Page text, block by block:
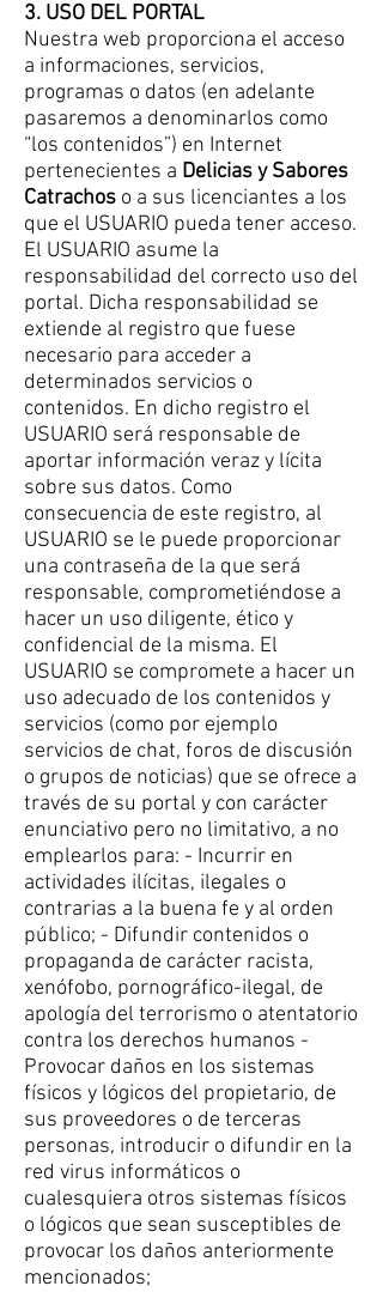
3. USO DEL PORTAL
Nuestra web proporciona el acceso
a informaciones, servicios,
programas o datos (en adelante
pasaremos a denominarlos como
“los contenidos”) en Internet
pertenecientes a Delicias y Sabores
Catrachos o a sus licenciantes a los
que el USUARIO pueda tener acceso.
El USUARIO asume la
responsabilidad del correcto uso del
portal. Dicha responsabilidad se
extiende al registro que fuese
necesario para acceder a
determinados servicios o
contenidos. En dicho registro el
USUARIO será responsable de
aportar información veraz y lícita
sobre sus datos. Como
consecuencia de este registro, al
USUARIO se le puede proporcionar
una contraseña de la que será
responsable, comprometiéndose a
hacer un uso diligente, ético y
confidencial de la misma. El
USUARIO se compromete a hacer un
uso adecuado de los contenidos y
servicios (como por ejemplo
servicios de chat, foros de discusión
o grupos de noticias) que se ofrece a
través de su portal y con carácter
enunciativo pero no limitativo, a no
emplearlos para: - Incurrir en
actividades ilícitas, ilegales o
contrarias a la buena fe y al orden
público; - Difundir contenidos o
propaganda de carácter racista,
xenófobo, pornográfico-ilegal, de
apología del terrorismo o atentatorio
contra los derechos humanos -
Provocar daños en los sistemas
físicos y lógicos del propietario, de
sus proveedores o de terceras
personas, introducir o difundir en la
red virus informáticos o
cualesquiera otros sistemas físicos
o lógicos que sean susceptibles de
provocar los daños anteriormente
mencionados;